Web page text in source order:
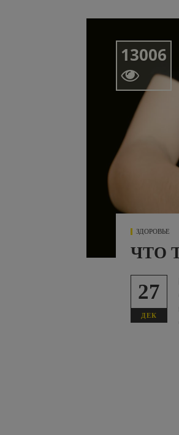
13006

ЗДОРОВЬЕ
ЧТО
27
ДЕК